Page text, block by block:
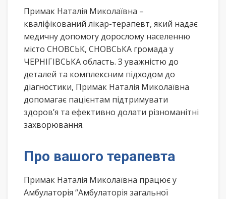
Примак Наталія Миколаївна –
кваліфікований лікар-терапевт, який надає
медичну допомогу дорослому населенню
місто СНОВСЬК, СНОВСЬКА громада у
ЧЕРНІГІВСЬКА область. З уважністю до
деталей та комплексним підходом до
діагностики, Примак Наталія Миколаївна
допомагає пацієнтам підтримувати
здоров’я та ефективно долати різноманітні
захворювання.
Про вашого терапевта
Примак Наталія Миколаївна працює у
Амбулаторія “Амбулаторія загальної